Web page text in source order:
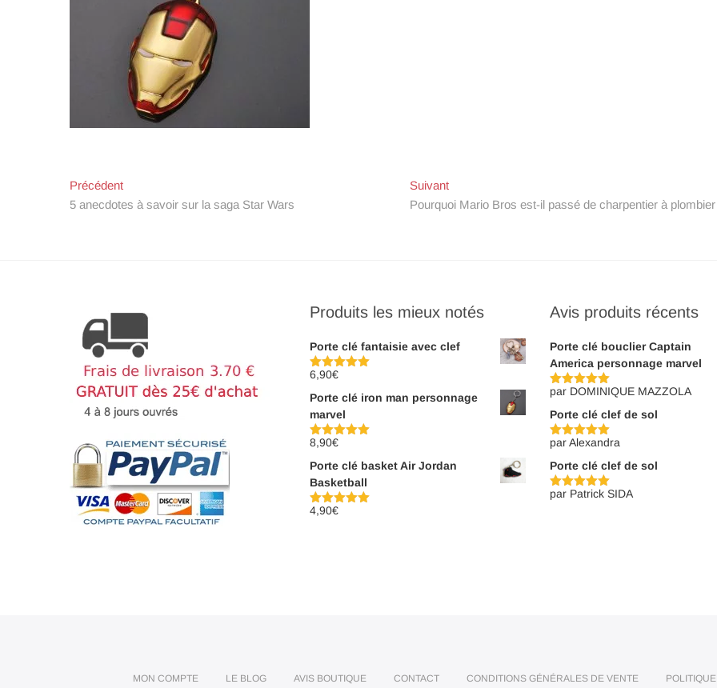
Navigation
de
PrécédentArticle
précédent:
5 anecdotes à savoir sur la saga Star Wars
SuivantArtcle
suivant:
Pourquoi Mario Bros est-il passé de charpentier à
Produits les mieux notés
Porte clé fantaisie avec clef
Note5.00
6,90€
Porte clé iron man personnage
marvel
Note5.00
8,90€
Porte clé basket Air Jordan
Basketball
Note5.00
4,90€
Avis produits récents
Porte clé bouclier Captain
America personnage marvel
Note5sur
par DOMINIQUE MAZZOLA
Porte clé clef de sol
Note5sur
par Alexandra
Porte clé clef de sol
Note5sur
par Patrick SIDA
MON COMPTE LE BLOG AVIS BOUTIQUE CONTACT CONDITIONS GÉNÉRALES DE VENTE